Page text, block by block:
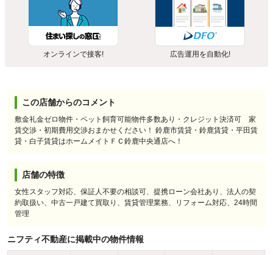
オンラインで接客! 広告運用を自動化!
この店舗からのコメント
敷金礼金ゼロ物件・ペット飼育可能物件多数あり・クレジット決済可 家
賃交渉・初期費用交渉おまかせください！ 鈴鹿市賃貸・鈴鹿賃貸・平田賃
貸・白子賃貸はホームメイトＦＣ鈴鹿中央通店へ！
店舗の特徴
女性スタッフ対応、保証人不要の相談可、提携ローン会社あり、法人の契
約取扱い、中古一戸建て買取り、賃貸管理業務、リフォーム対応、24時間
管理
ニフティ不動産に掲載中の物件情報